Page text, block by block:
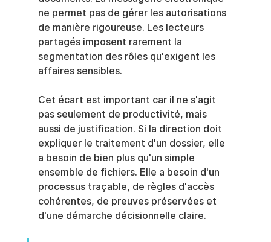
ne permet pas de gérer les autorisations
de manière rigoureuse. Les lecteurs
partagés imposent rarement la
segmentation des rôles qu'exigent les
affaires sensibles.
Cet écart est important car il ne s'agit
pas seulement de productivité, mais
aussi de justification. Si la direction doit
expliquer le traitement d'un dossier, elle
a besoin de bien plus qu'un simple
ensemble de fichiers. Elle a besoin d'un
processus traçable, de règles d'accès
cohérentes, de preuves préservées et
d'une démarche décisionnelle claire.